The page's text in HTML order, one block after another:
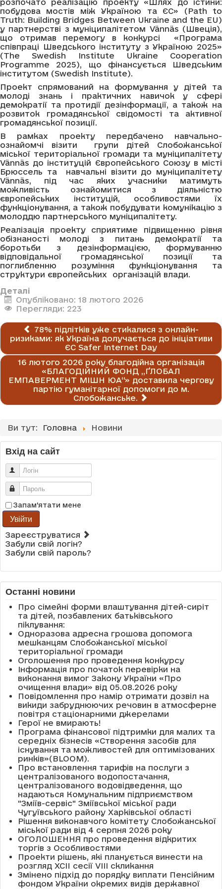
розпочато реалізацію проекту «Шлях до істини:
побудова мостів між Україною та ЄС» (Path to
Truth: Building Bridges Between Ukraine and the EU)
у партнерстві з муніципалітетом Vännäs (Швеція),
що отримав перемогу в конкурсі «Програма
співпраці Шведського інституту з Україною 2025»
(The Swedish Institute Ukraine Cooperation
Programme 2025), що фінансується Шведським
інститутом (Swedish Institute).
Проект спрямований на формування у дітей та
молоді знань і практичних навичок у сфері
демократії та протидії дезінформації, а також на
розвиток громадянської свідомості та активної
громадянської позиції.
В рамках проекту передбачено навчально-
ознайомчі візити групи дітей Слобожанської
міської територіальної громади та муніципалітету
Vännäs до інституцій Європейського Союзу в місті
Брюссель та навчальні візити до муніципалітету
Vännäs, під час яких учасники матимуть
можливість ознайомитися з діяльністю
європейських інституцій, особливостями їх
функціонування, а також побудувати комунікацію з
молоддю партнерського муніципалітету.
Реалізація проекту сприятиме підвищенню рівня
обізнаності молоді з питань демократії та
боротьби з дезінформацією, формуванню
відповідальної громадянської позиції та
поглибленню розуміння функціонування та
структури європейських організацій влади.
Деталі
Опубліковано: 18 лютого 2026
Перегляди: 223
78% підлітків уже стикалися з онлайн-
ризиками: як Україна долучається до ініціативи
ЄС Safer Internet Day
16 лютого 2026 року благодійна організація
«БЛАГОДІЙНИЙ ФОНД „ҐЛОБАЛ
ЕМПАВЕРМЕНТ МІШН ЮА“» доставила чергову
партію гуманітарної допомоги до м.
Слобожанське.
Ви тут: Головна Новини
Вхід на сайт
Логін
Пароль
Запам'ятати мене
Увійти
Зареєструватися
Забули свій логін?
Забули свій пароль?
Останні новини
Про сімейні форми влаштування дітей-сиріт
та дітей, позбавлених батьківського
піклування:
Одноразова адресна грошова допомога
мешканцям Слобожанської міської
територіальної громади
Оголошення про проведення конкурсу
Інформація про початок перевірки на
виконання вимог Закону України «Про
очищення влади» від 05.08.2026 року
Повідомлення про намір отримати дозвіл на
викиди забруднюючих речовин в атмосферне
повітря стаціонарними джерелами
Герої не вмирають!
Програма фінансової підтримки для малих та
середніх бізнесів «Створення засобів для
існування та можливостей для оптимізованих
ринків»(BLOOM).
Про встановлення тарифів на послуги з
централізованого водопостачання,
централізованого водовідведення, що
надаються Комунальним підприємством
"Зміїв-сервіс" Зміївської міської ради
Чугуївського району Харківської області
Рішення виконавчого комітету Слобожанської
міської ради від 4 серпня 2026 року
ОГОЛОШЕННЯ про проведення відкритих
торгів з Особливостями
Проекти рішень, які планується винести на
розгляд XCII сесії VІІІ скликання
Змінено підхід до порядку виплати Пенсійним
фондом України окремих видів державної